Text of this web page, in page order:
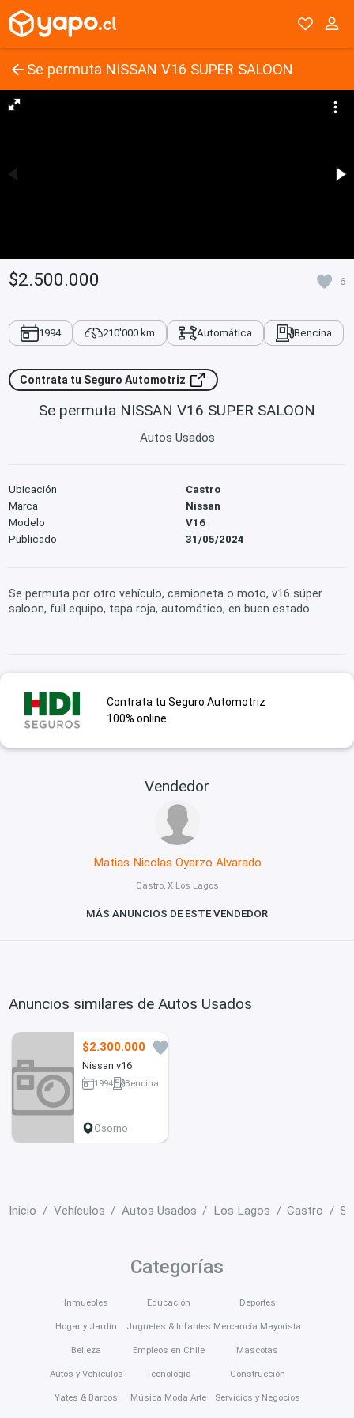
Se permuta NISSAN V16 SUPER SALOON
$2.500.000 6
1994 210'000 km Automática Bencina
Contrata tu Seguro Automotriz
Se permuta NISSAN V16 SUPER SALOON
Autos Usados
Ubicación
Castro
Marca
Nissan
Modelo
V16
Publicado
31/05/2024
Se permuta por otro vehículo, camioneta o moto, v16 súper
saloon, full equipo, tapa roja, automático, en buen estado
Contrata tu Seguro Automotriz
100% online
Vendedor
Matias Nicolas Oyarzo Alvarado
Castro, X Los Lagos
MÁS ANUNCIOS DE ESTE VENDEDOR
Anuncios similares de Autos Usados
$2.300.000
Nissan v16
1994
Bencina
Osorno
Inicio Vehículos Autos Usados Los Lagos Castro
Categorías
Inmuebles
Hogar y Jardín
Belleza
Autos y Vehículos
Yates & Barcos
Educación
Juguetes & Infantes
Empleos en Chile
Tecnología
Música Moda Arte
Deportes
Mercancía Mayorista
Mascotas
Construcción
Servicios y Negocios